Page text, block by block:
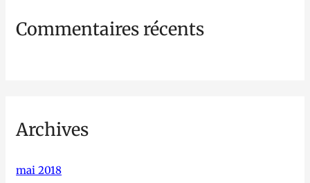
:Commentaires récents
Archives
mai 2018